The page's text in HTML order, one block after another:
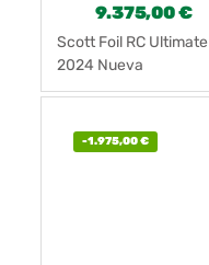
9.375,00€
Scott Foil RC Ultimate
2024 Nueva
-1.975,00€